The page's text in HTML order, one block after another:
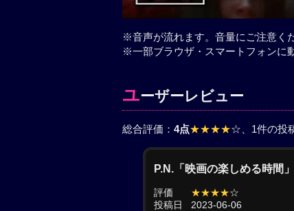
※音声が流れます。音量にご注意く
※一部ブラウザ・スマートフォンに
ユーザーレビュー
総合評価： 4点★★★★☆ 、1件の投
P.N.「映画の楽しめる時間
評価 ★★★★☆
投稿日
2023-06-06